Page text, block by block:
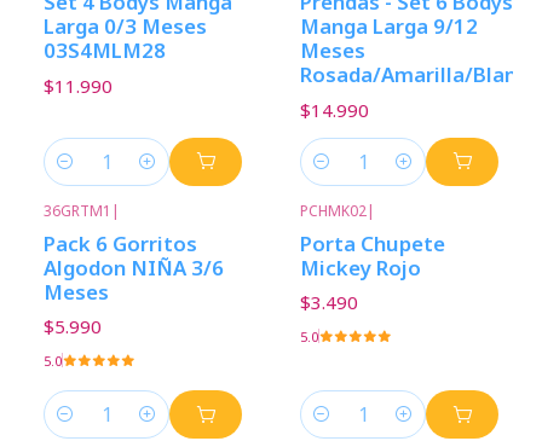
Larga 0/3 Meses
03S4MLM28
$11.990
Cantidad
Manga Larga 9/12
Meses
Rosada/Amarilla/Blanca
$14.990
Cantidad
36GRTM1 |
Pack 6 Gorritos
Algodon NIÑA 3/6
Meses
$5.990
5.0
Cantidad
PCHMK02|
Porta Chupete
Mickey Rojo
$3.490
5.0
Cantidad